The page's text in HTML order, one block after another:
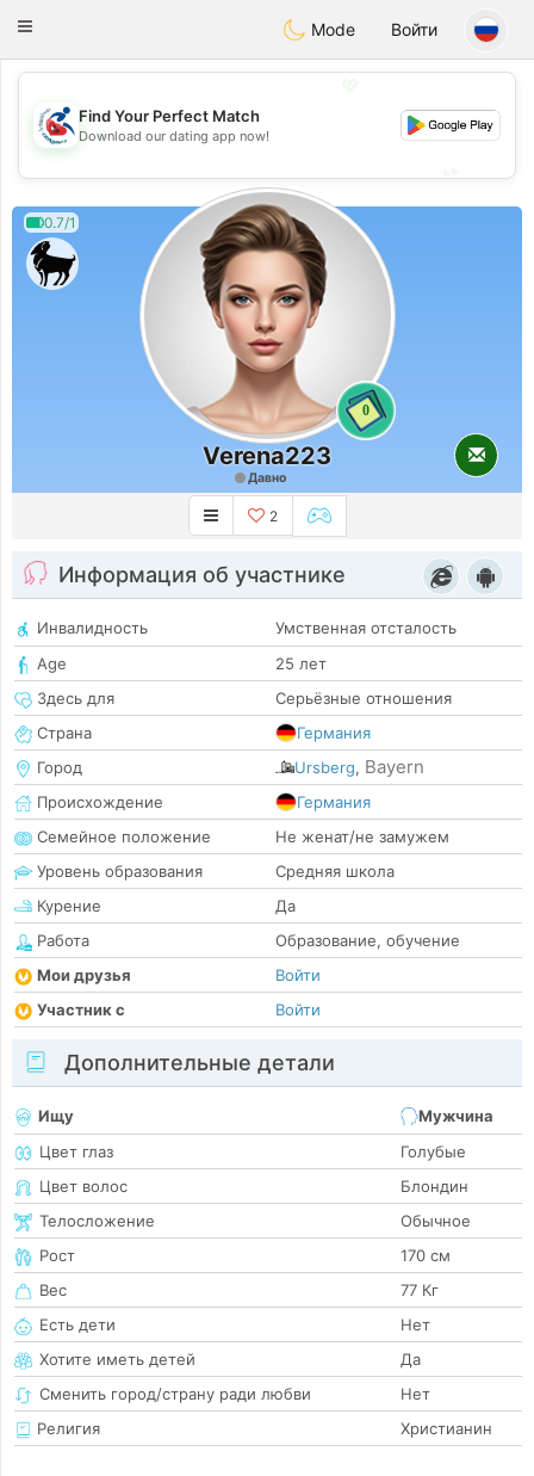
Handi Space
Toggle
Mode Войти
💖
💕
Find Your Perfect Match
Download our dating app now!
0.7/1
0
Verena223
Давно
2
Информация об участнике
Инвалидность
Умственная отсталость
Age
25 лет
Здесь для
Серьёзные отношения
Страна
Германия
Город
Ursberg, Bayern
Происхождение
Германия
Семейное положение
Не женат/не замужем
Уровень образования
Средняя школа
Курение
Да
Работа
Образование, обучение
Мои друзья
Войти
Участник с
Войти
Дополнительные детали
Ищу
Мужчина
Цвет глаз
Голубые
Цвет волос
Блондин
Телосложение
Обычное
Рост
170 см
Вес
77 Кг
Есть дети
Нет
Хотите иметь детей
Да
Сменить город/страну ради любви
Нет
Религия
Христианин